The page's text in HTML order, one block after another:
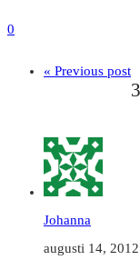
0
« Previous post
Johanna
augusti 14, 2012